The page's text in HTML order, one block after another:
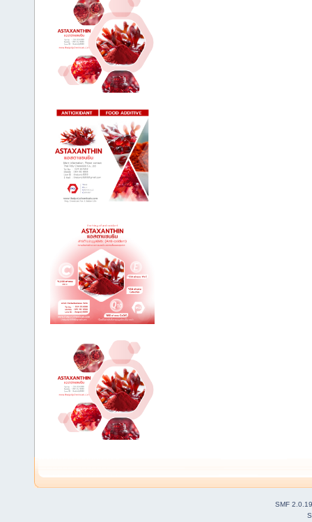
SMF 2.0.19